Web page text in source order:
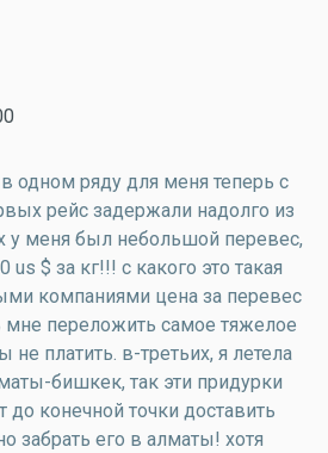
одном ряду для меня теперь с
рейс задержали надолго из
у меня был небольшой перевес,
us $ за кг!!! с какого это такая
компаниями цена за перевес
переложить самое тяжелое
не платить. в-третьих, я летела
бишкек, так эти придурки
до конечной точки доставить
забрать его в алматы! хотя